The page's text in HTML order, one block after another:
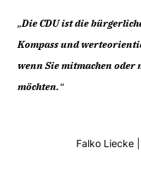
Die CDU ist die
Kompass und
wenn Sie mitmachen
möchten.
Falko Liecke